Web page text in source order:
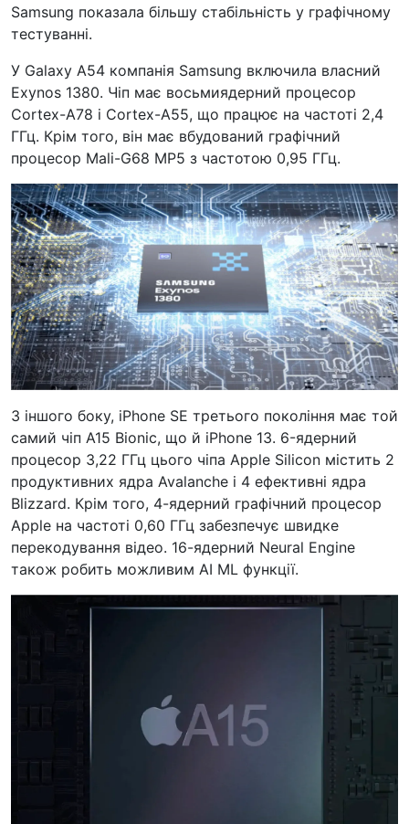
Samsung показала більшу стабільність у графічному
тестуванні.
У Galaxy A54 компанія Samsung включила власний
Exynos 1380. Чіп має восьмиядерний процесор
Cortex-A78 і Cortex-A55, що працює на частоті 2,4
ГГц. Крім того, він має вбудований графічний
процесор Mali-G68 MP5 з частотою 0,95 ГГц.
З іншого боку, iPhone SE третього покоління має той
самий чіп A15 Bionic, що й iPhone 13. 6-ядерний
процесор 3,22 ГГц цього чіпа Apple Silicon містить 2
продуктивних ядра Avalanche і 4 ефективні ядра
Blizzard. Крім того, 4-ядерний графічний процесор
Apple на частоті 0,60 ГГц забезпечує швидке
перекодування відео. 16-ядерний Neural Engine
також робить можливим AI ML функції.